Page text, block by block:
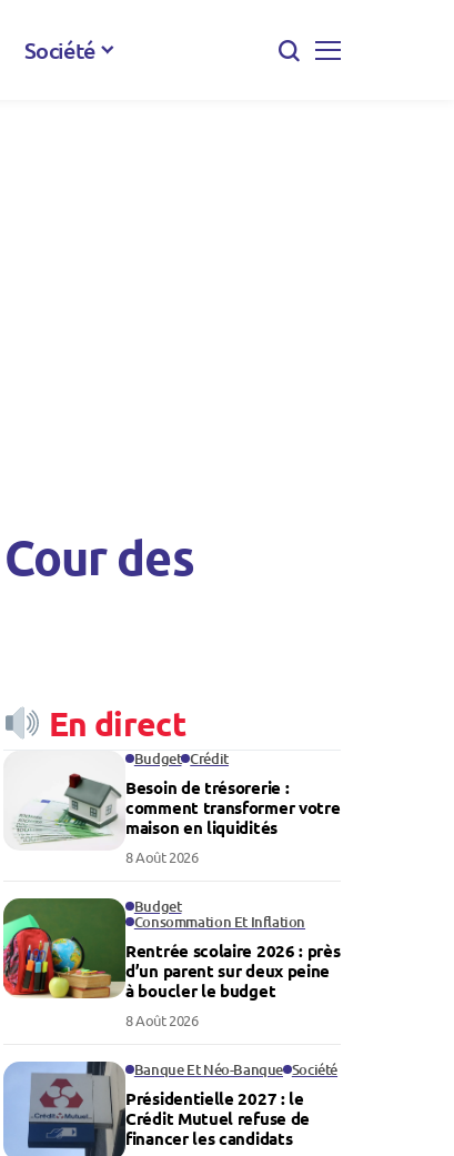
Société
des
En direct
Budget Crédit
Besoin de trésorerie :
comment transformer votre
maison en liquidités
8 Août 2026
Budget
Consommation Et Inflation
Rentrée scolaire 2026 : près
d’un parent sur deux peine
à boucler le budget
8 Août 2026
Banque Et Néo-Banque Société
Présidentielle 2027 : le
Crédit Mutuel refuse de
financer les candidats